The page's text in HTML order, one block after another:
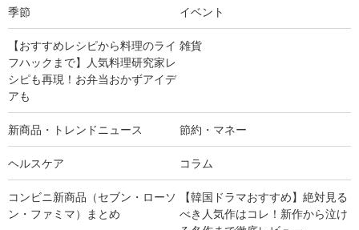
季節 イベント
【おすすめレシピから料理のライ
フハックまで】人気料理研究家レ
シピも再現！お弁当おかずアイデ
アも
雑貨
新商品・トレンドニュース 節約・マネー
ヘルスケア コラム
コンビニ新商品（セブン・ローソ
ン・ファミマ）まとめ
【韓国ドラマおすすめ】絶対見る
べき人気作はコレ！新作から泣け